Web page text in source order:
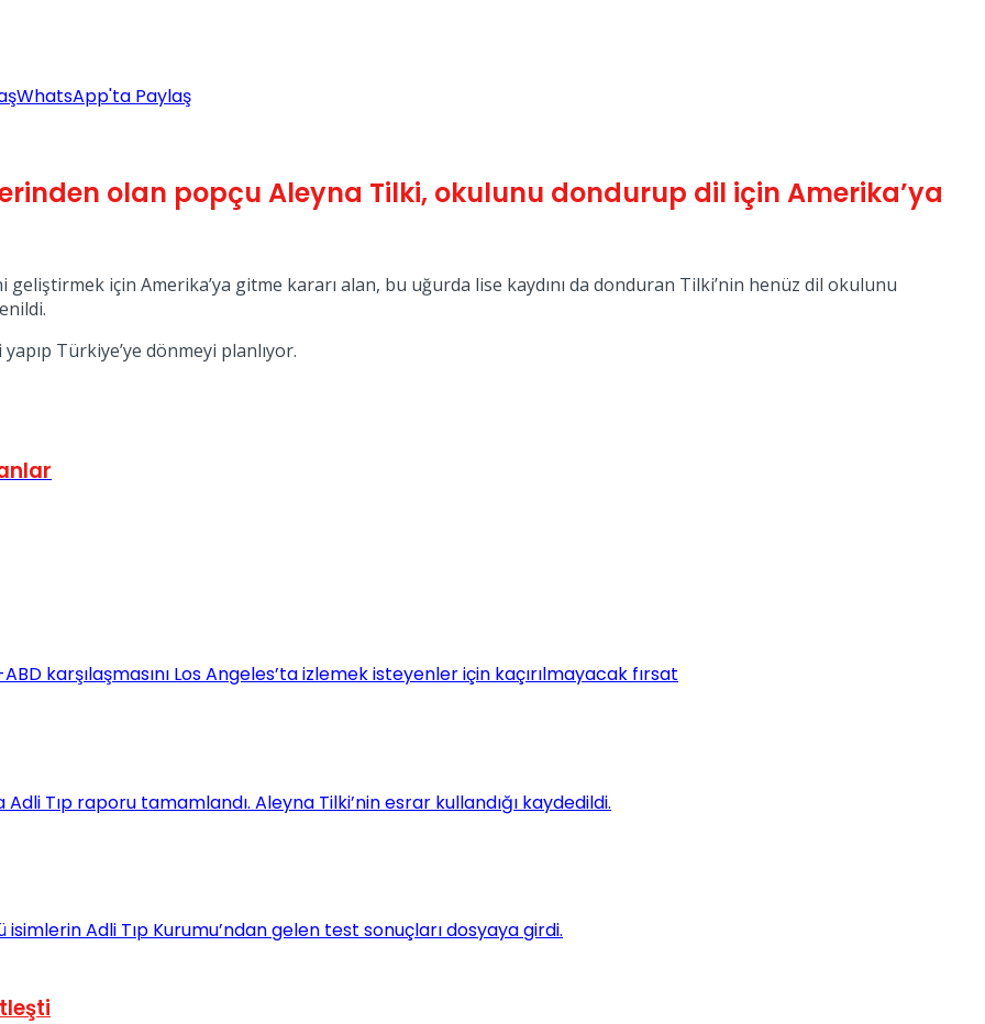
WhatsApp'ta Paylaş
olan popçu Aleyna Tilki, okulunu dondurup dil için Amerika’ya
için Amerika’ya gitme kararı alan, bu uğurda lise kaydını da donduran Tilki’nin henüz dil okulunu
Türkiye’ye dönmeyi planlıyor.